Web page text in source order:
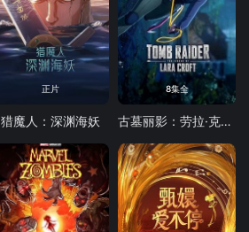
正片
猎魔人：深渊海妖
8集全
古墓丽影：劳拉·克劳馥传奇第二季